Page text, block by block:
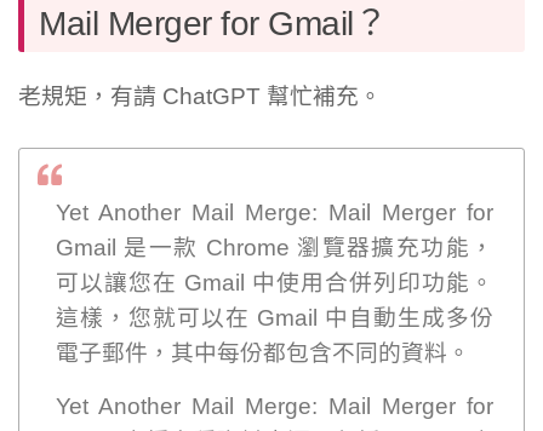
Mail Merger for Gmail？
老規矩，有請 ChatGPT 幫忙補充。
Yet Another Mail Merge: Mail Merger for
Gmail 是一款 Chrome 瀏覽器擴充功能，
可以讓您在 Gmail 中使用合併列印功能。
這樣，您就可以在 Gmail 中自動生成多份
電子郵件，其中每份都包含不同的資料。
Yet Another Mail Merge: Mail Merger for